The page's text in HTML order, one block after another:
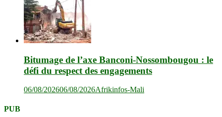
Bitumage de l’axe Banconi-Nossombougou : le
défi du respect des engagements
06/08/202606/08/2026Afrikinfos-Mali
PUB